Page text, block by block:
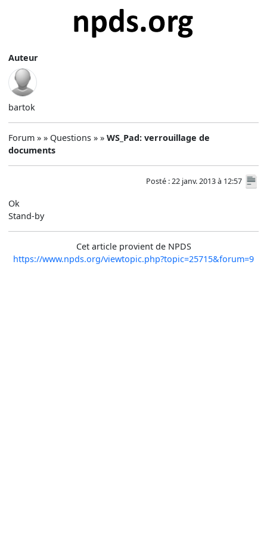
Auteur
bartok
Forum » » Questions » »WS_Pad: verrouillage de
documents
Posté : 22 janv. 2013 à 12:57
Ok
Stand-by
Cet article provient de NPDS
https://www.npds.org/viewtopic.php?topic=25715&forum=9